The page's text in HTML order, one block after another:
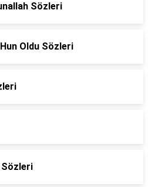
Sözleri
Oldu Sözleri
Sözleri